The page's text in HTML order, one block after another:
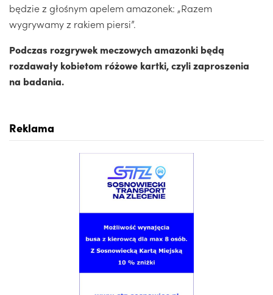
będzie z głośnym apelem amazonek: „Razem
wygrywamy z rakiem piersi”.
Podczas rozgrywek meczowych amazonki będą
rozdawały kobietom różowe kartki, czyli zaproszenia
na badania.
Reklama